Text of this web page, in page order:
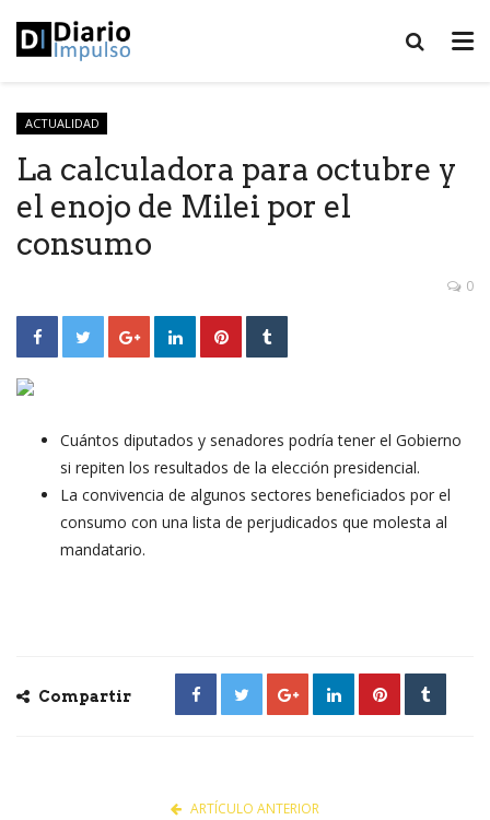
ACTUALIDAD
La calculadora para octubre y
el enojo de Milei por el
consumo
0
Cuántos diputados y senadores podría tener el Gobierno
si repiten los resultados de la elección presidencial.
La convivencia de algunos sectores beneficiados por el
consumo con una lista de perjudicados que molesta al
mandatario.
Compartir
ARTÍCULO ANTERIOR